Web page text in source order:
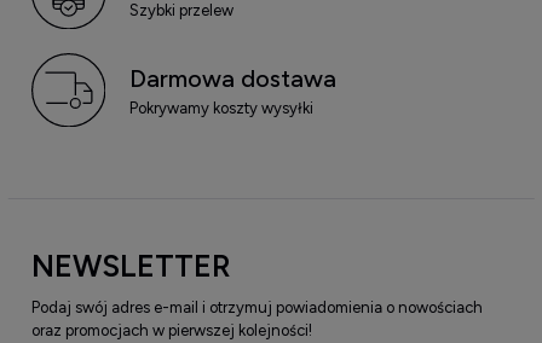
Szybki przelew
Darmowa dostawa
Pokrywamy koszty wysyłki
NEWSLETTER
Podaj swój adres e-mail i otrzymuj powiadomienia o nowościach
oraz promocjach w pierwszej kolejności!